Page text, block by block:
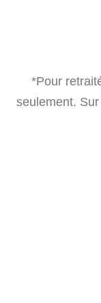
*Pour
seulement.